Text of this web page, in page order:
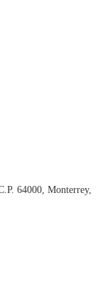
64000, Monterrey,